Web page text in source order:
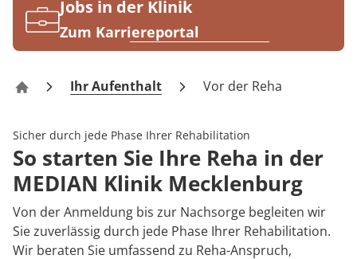
Karriere
Jobs in der Klinik
Zum Karriereportal
Klinik Mecklenburg
Ihr Aufenthalt Vor der Reha
Sicher durch jede Phase Ihrer Rehabilitation
So starten Sie Ihre Reha in der
MEDIAN Klinik Mecklenburg
Von der Anmeldung bis zur Nachsorge begleiten wir
Sie zuverlässig durch jede Phase Ihrer Rehabilitation.
Wir beraten Sie umfassend zu Reha-Anspruch,